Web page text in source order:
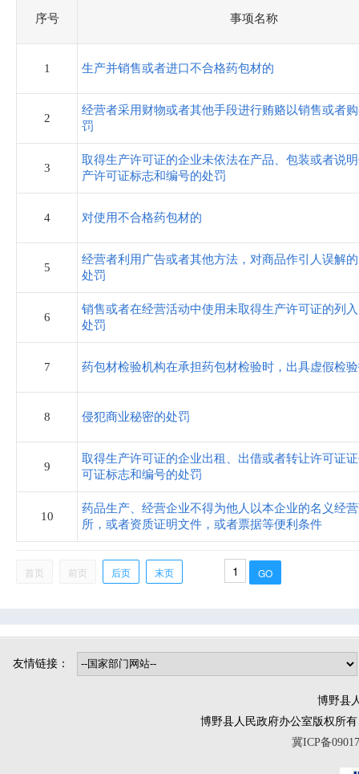
住房和城乡建设局
税务局
农业农村和水利局
卫生健康局
审计局
市场监督管理局
应急管理局
司法局
烟草专卖局
博野镇
小店镇
程委镇
东墟镇
序号 事项名称
1 生产并销售或者进口不合格药包材的
2
经营者采用财物或者其他手段进行贿赂以销售或者
罚
3
取得生产许可证的企业未依法在产品、包装或者说
产许可证标志和编号的处罚
4 对使用不合格药包材的
5
经营者利用广告或者其他方法，对商品作引人误解
处罚
6
销售或者在经营活动中使用未取得生产许可证的列
处罚
7 药包材检验机构在承担药包材检验时，出具虚假检
8 侵犯商业秘密的处罚
9
取得生产许可证的企业出租、出借或者转让许可证
可证标志和编号的处罚
10
药品生产、经营企业不得为他人以本企业的名义经
所，或者资质证明文件，或者票据等便利条件
首页 前页 后页 末页